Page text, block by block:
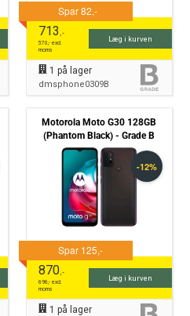
713,-
570,- excl.
moms
Læg i kurven
1 på lager
dmsphone0309B
Motorola Moto G30 128GB
(Phantom Black) - Grade B
870,-
696,- excl.
moms
Læg i kurven
1 på lager